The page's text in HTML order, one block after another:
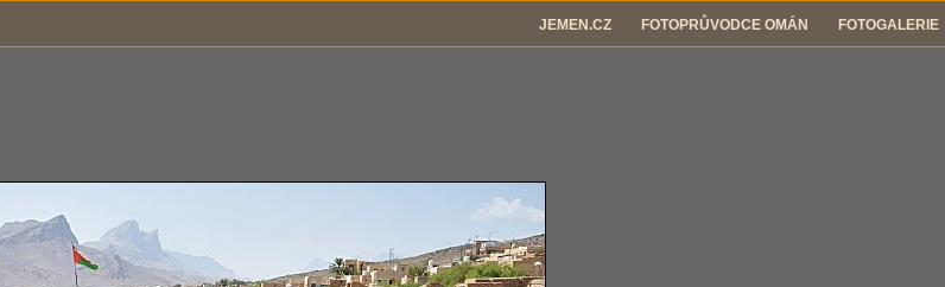
JEMEN.CZ FOTOPRŮVODCE OMÁN FOTOGALERIE